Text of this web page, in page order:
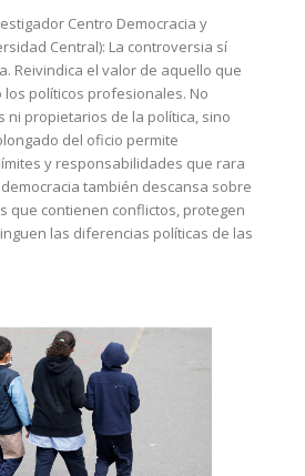
Centro Democracia y
Central): La controversia sí
Reivindica el valor de aquello que
políticos profesionales. No
ni propietarios de la política, sino
del oficio permite
y responsabilidades que rara
también descansa sobre
que contienen conflictos, protegen
las diferencias políticas de las